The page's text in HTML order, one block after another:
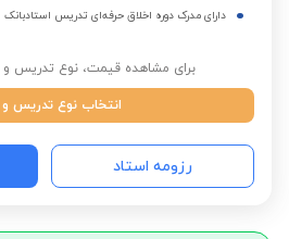
دارای مدرک دوره اخلاق حرفه‌ای تدریس استادبانک
برای مشاهده قیمت، نوع تدریس و
انتخاب نوع تدریس
رزومه استاد